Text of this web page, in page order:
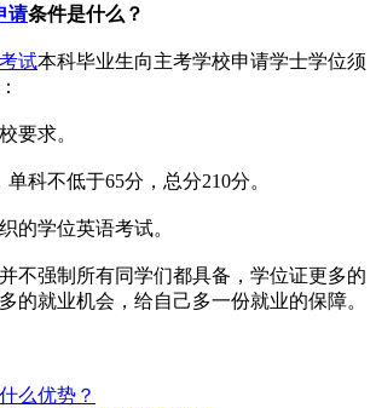
请条件是什么？
试本科毕业生向主考学校申请学士学位须
要求。
科不低于65分，总分210分。
的学位英语考试。
不强制所有同学们都具备，学位证更多的
的就业机会，给自己多一份就业的保障。
么优势？